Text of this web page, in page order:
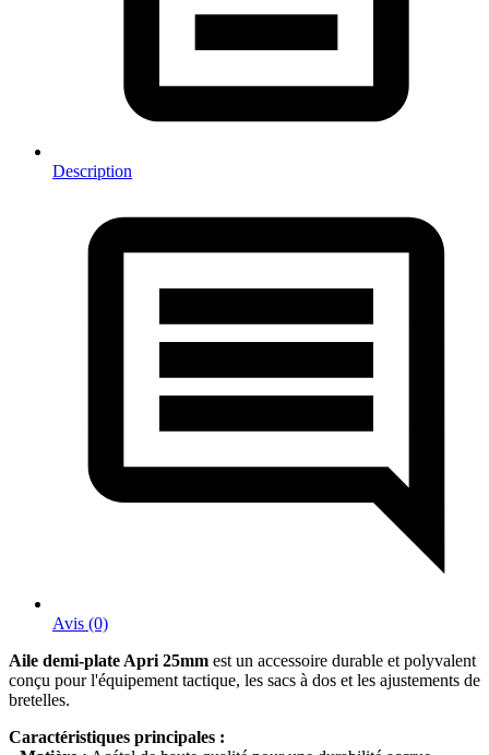
Description
Avis (0)
Aile demi-plate Apri 25mm est un accessoire durable et polyvalent
conçu pour l'équipement tactique, les sacs à dos et les ajustements de
bretelles.
Caractéristiques principales :